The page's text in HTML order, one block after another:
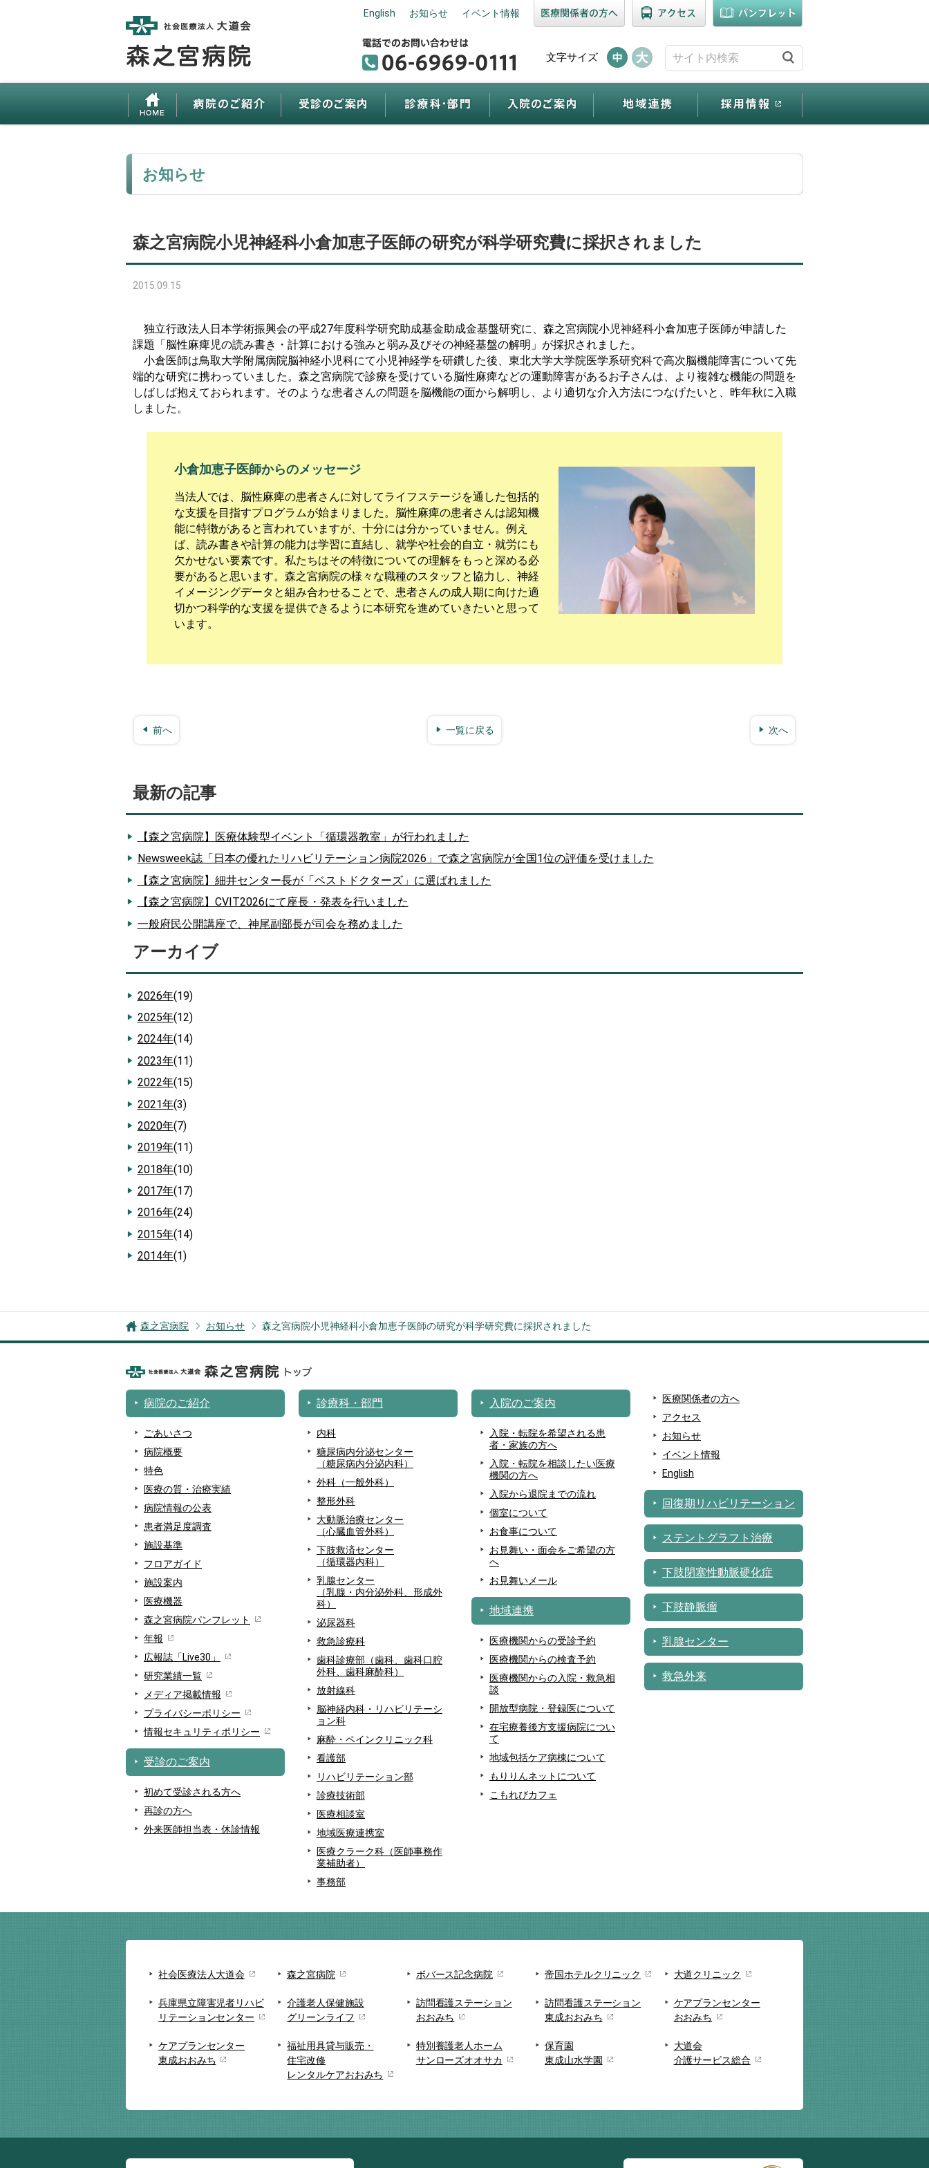
イベント情報
お知らせ
English
文字サイズ
お知らせ
森之宮病院小児神経科小倉加恵子医師の研究が科学研究費に採択されました
2015.09.15
独立行政法人日本学術振興会の平成27年度科学研究助成基金助成金基盤研究に、森之宮病院小児神経科小倉加恵子医師が申請した
課題「脳性麻痺児の読み書き・計算における強みと弱み及びその神経基盤の解明」が採択されました。
小倉医師は鳥取大学附属病院脳神経小児科にて小児神経学を研鑽した後、東北大学大学院医学系研究科で高次脳機能障害について先
端的な研究に携わっていました。森之宮病院で診療を受けている脳性麻痺などの運動障害があるお子さんは、より複雑な機能の問題を
しばしば抱えておられます。そのような患者さんの問題を脳機能の面から解明し、より適切な介入方法につなげたいと、昨年秋に入職
しました。
小倉加恵子医師からのメッセージ
当法人では、脳性麻痺の患者さんに対してライフステージを通した包括的
な支援を目指すプログラムが始まりました。脳性麻痺の患者さんは認知機
能に特徴があると言われていますが、十分には分かっていません。例え
ば、読み書きや計算の能力は学習に直結し、就学や社会的自立・就労にも
欠かせない要素です。私たちはその特徴についての理解をもっと深める必
要があると思います。森之宮病院の様々な職種のスタッフと協力し、神経
イメージングデータと組み合わせることで、患者さんの成人期に向けた適
切かつ科学的な支援を提供できるように本研究を進めていきたいと思って
います。
前へ 一覧に戻る 次へ
最新の記事
【森之宮病院】医療体験型イベント「循環器教室」が行われました
Newsweek誌「日本の優れたリハビリテーション病院2026」で森之宮病院が全国1位の評価を受けました
【森之宮病院】細井センター長が「ベストドクターズ」に選ばれました
【森之宮病院】CVIT2026にて座長・発表を行いました
一般府民公開講座で、神尾副部長が司会を務めました
アーカイブ
2026年(19)
2025年(12)
2024年(14)
2023年(11)
2022年(15)
2021年(3)
2020年(7)
2019年(11)
2018年(10)
2017年(17)
2016年(24)
2015年(14)
2014年(1)
森之宮病院 お知らせ 森之宮病院小児神経科小倉加恵子医師の研究が科学研究費に採択されました
病院のご紹介
ごあいさつ
病院概要
特色
医療の質・治療実績
病院情報の公表
患者満足度調査
施設基準
フロアガイド
施設案内
医療機器
森之宮病院パンフレット
年報
広報誌「Live30」
研究業績一覧
メディア掲載情報
プライバシーポリシー
情報セキュリティポリシー
受診のご案内
初めて受診される方へ
再診の方へ
外来医師担当表・休診情報
診療科・部門
内科
糖尿病内分泌センター
（糖尿病内分泌内科）
外科（一般外科）
整形外科
大動脈治療センター
（心臓血管外科）
下肢救済センター
（循環器内科）
乳腺センター
（乳腺・内分泌外科、形成外
科）
泌尿器科
救急診療科
歯科診療部（歯科、歯科口腔
外科、歯科麻酔科）
放射線科
脳神経内科・リハビリテーシ
ョン科
麻酔・ペインクリニック科
看護部
リハビリテーション部
診療技術部
医療相談室
地域医療連携室
医療クラーク科（医師事務作
業補助者）
事務部
入院のご案内
入院・転院を希望される患
者・家族の方へ
入院・転院を相談したい医療
機関の方へ
入院から退院までの流れ
個室について
お食事について
お見舞い・面会をご希望の方
へ
お見舞いメール
地域連携
医療機関からの受診予約
医療機関からの検査予約
医療機関からの入院・救急相
談
開放型病院・登録医について
在宅療養後方支援病院につい
て
地域包括ケア病棟について
もりりんネットについて
こもれびカフェ
医療関係者の方へ
アクセス
お知らせ
イベント情報
English
回復期リハビリテーション
ステントグラフト治療
下肢閉塞性動脈硬化症
下肢静脈瘤
乳腺センター
救急外来
社会医療法人大道会 森之宮病院 ボバース記念病院 帝国ホテルクリニック 大道クリニック
兵庫県立障害児者リハビ
リテーションセンター
介護老人保健施設
グリーンライフ
訪問看護ステーション
おおみち
訪問看護ステーション
東成おおみち
ケアプランセンター
おおみち
ケアプランセンター
東成おおみち
福祉用具貸与販売・
住宅改修
レンタルケアおおみち
特別養護老人ホーム
サンローズオオサカ
保育園
東成山水学園
大道会
介護サービス総合